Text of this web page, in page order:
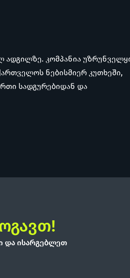
ადგილზე. კომპანია
ნებისმიერ კუთხეში,
სადგურებიდან და
და ისარგებლეთ